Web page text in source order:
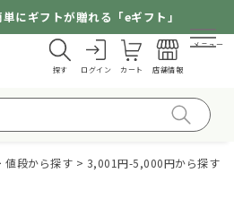
にギフトが贈れる「eギフト」
探す ログイン カート 店舗情報
メニュー
値段から探す 3,001円-5,000円から探す